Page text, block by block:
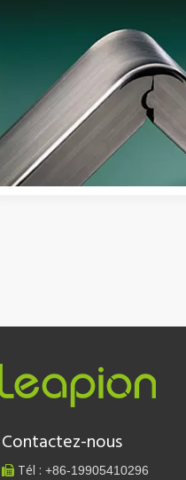
Guide 2026 : Comment les
Contactez-nous
 Tél : +86-19905410296